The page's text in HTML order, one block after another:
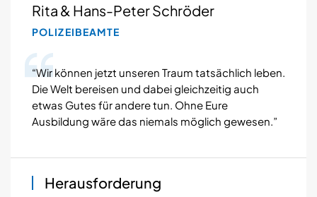
Rita & Hans-Peter Schröder
POLIZEIBEAMTE
“Wir können jetzt unseren Traum tatsächlich leben.
Die Welt bereisen und dabei gleichzeitig auch
etwas Gutes für andere tun. Ohne Eure
Ausbildung wäre das niemals möglich gewesen.”
Herausforderung